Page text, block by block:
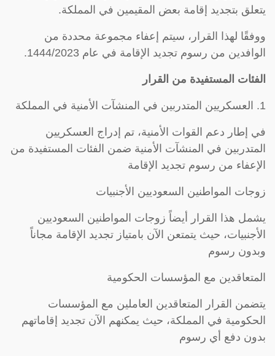
يتعلق بتجديد إقامة بعض المقيمين في المملكة.
ووفقًا لهذا القرار، سيتم إعفاء مجموعة محددة من
الوافدين من رسوم تجديد الإقامة في عام 1444/2023.
الفئات المستفيدة من القرار
1. العسكريين المتدربين في المنشآت الأمنية في المملكة
في إطار دعم القوات الأمنية، تم إدراج العسكريين
المتدربين في المنشآت الأمنية ضمن الفئات المستفيدة من
الإعفاء من رسوم تجديد الإقامة
زوجات المواطنين السعوديين الأجنبيات
يشمل هذا القرار أيضاً زوجات المواطنين السعوديين
الأجنبيات، حيث يتمتعن الآن بامتياز تجديد الإقامة مجاناً
وبدون رسوم
المتعاقدين مع المؤسسات الحكومية
يتضمن القرار المتعاقدين العاملين مع المؤسسات
الحكومية في المملكة، حيث يمكنهم الآن تجديد إقاماتهم
بدون دفع أي رسوم